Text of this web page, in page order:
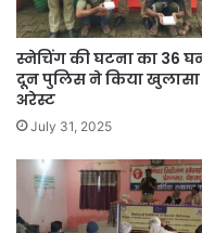
स्नेचिंग की घटना का 36
दून पुलिस ने किया खुलासा
अरेस्ट
July 31, 2025